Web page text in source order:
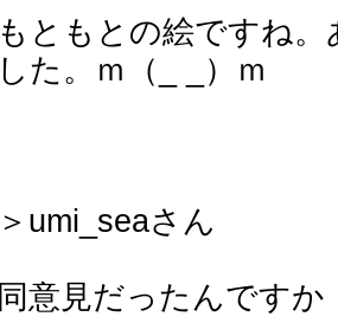
もともとの絵ですね
した。ｍ（_ _）ｍ
＞umi_seaさん
同意見だったんです